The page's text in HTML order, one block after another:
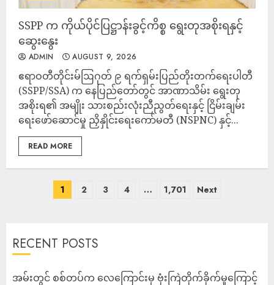
SSPP က ကိုယ်ပိုင်ပြဋ္ဌာန်းခွင့်ကိစ္စ ရွေးတုအစိုးရနှင့်
ဆွေးနွေး
ADMIN AUGUST 9, 2026
ဧရာဝတီတိုင်းမ်ဩဂုတ် ၉ ရက်ရှမ်းပြည်တိုးတက်ရေးပါတီ
(SSPP/SSA) က နေပြည်တော်တွင် အာဏာသိမ်း ရွေးတု
အစိုးရ၏ အမျိုး သားစည်းလုံးညီညွတ်ရေးနှင့် ငြိမ်းချမ်း
ရေးဖော်ဆောင်မှု ညှိနှိုင်းရေးကော်မတီ (NSPNC) နှင့်...
READ MORE
1 2 3 4 … 1,701 Next
RECENT POSTS
‎အမ်းတွင် စစ်တပ်က လေကြောင်းမှ ဗုံးကြဲတိုက်ခိုက်မှုကြောင့်